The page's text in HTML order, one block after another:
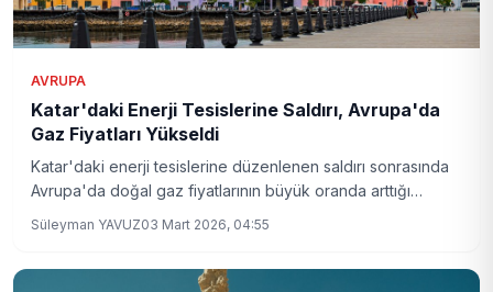
AVRUPA
Katar'daki Enerji Tesislerine Saldırı, Avrupa'da
Gaz Fiyatları Yükseldi
Katar'daki enerji tesislerine düzenlenen saldırı sonrasında
Avrupa'da doğal gaz fiyatlarının büyük oranda arttığı
Süleyman YAVUZ03 Mart 2026, 04:55